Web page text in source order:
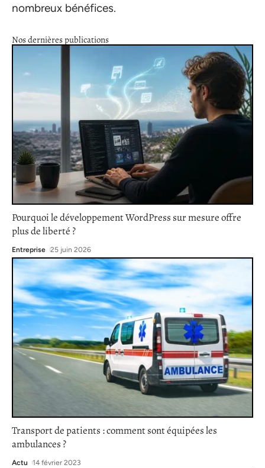
nombreux bénéfices.
Nos dernières publications
Pourquoi le développement WordPress sur mesure offre
plus de liberté ?
Entreprise 25 juin 2026
Transport de patients : comment sont équipées les
ambulances ?
Actu 14 février 2023